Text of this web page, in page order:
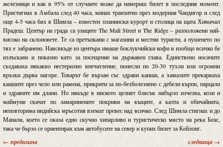
железници и как в 95% от случаите може да намериш билет в последния момент.
Пристигнах в Амбала след 40 часа, минах транзитно през модерния Чандигор и след
още 4-5 часа бях в Шимла – известен планински курорт и столица на щата Химачал
Прадеш. Център на града са улиците The Mall Street и The Ridge – разположени най-
високо на склоновете. Те са претъпкани с магазини и местни туристи, а пушенето по
тях е забранено. Навсякъде из центъра имаше боклукчийски кофи и изобщо всичко бе
излъскано и показно като за посещение на държавен глава. Единствено носачите
създаваха някакво нестерилно впечатление, понесли по 20-30 тухли или огромни
връзки дърва нагоре. Товарът бе вързан със здрави каиши, а хамалите прекарваха
каишите през чело или рамена, прикрити за по-безболезнено с дебели кърпи, парцали
и здравите им длани. Но някъде в ниското целият блясък набързо изчезва, кози и
маймуни скачат по ламаринените покриви на къщите, а калта и обичайната,
неповторима индийска мръсотия вземат превес над всичко. След Шимла стигнах и до
Манали, което се оказа едно скучно хипарливо и туристическо място на река Беас,
така че бързо се ориентирах към автобусите на север и купих билет за Кейлонг.
← предишна следваща →